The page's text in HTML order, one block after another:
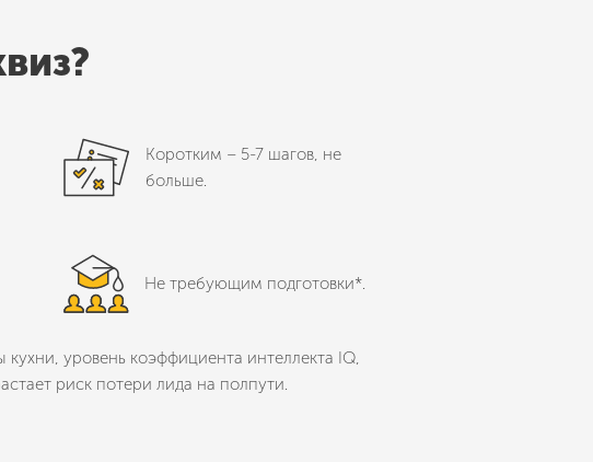
Коротким – 5-7 шагов, не
больше.
Не требующим подготовки*.
уровень коэффициента интеллекта IQ,
риск потери лида на полпути.